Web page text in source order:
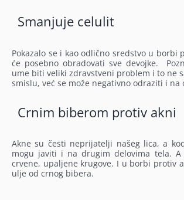
Smanjuje celulit
Pokazalo se i kao odlično sredstvo u borbi
će posebno obradovati sve devojke.
ume biti veliki zdravstveni problem i to ne
smislu, već se može negativno odraziti i na
Crnim biberom protiv akni
Akne su česti neprijatelji našeg lica, a
mogu javiti i na drugim delovima tela.
crvene, upaljene krugove. I u borbi protiv
ulje od crnog bibera.